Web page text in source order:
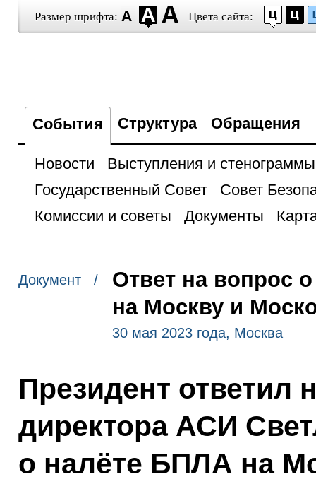
Размер шрифта: Цвета сайта:
События Структура Обращения
Новости
Выступления и стенограммы
Государственный Совет
Совет
Комиссии и советы
Документы
Документ /
Ответ на вопрос
на Москву и
30 мая 2023 года, Москва
Президент ответил
директора АСИ
о налёте БПЛА на